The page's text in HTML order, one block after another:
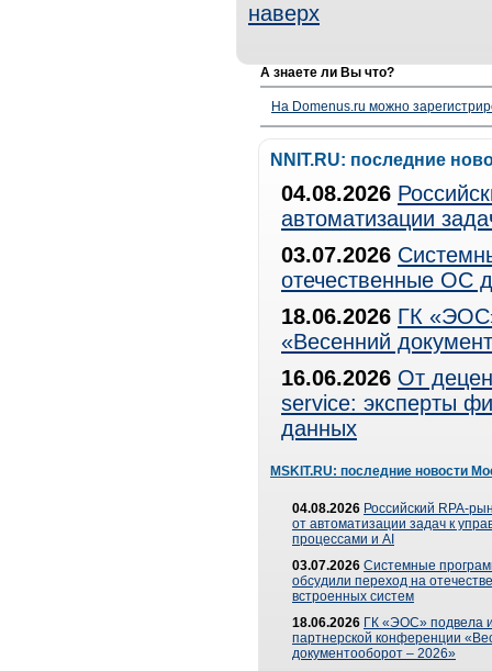
наверх
А знаете ли Вы что?
На Domenus.ru можно
NNIT.RU: последние
04.08.2026
автоматизации
03.07.2026
отечественные ОС
18.06.2026 ГК
«Весенний
16.06.2026 От
service: эксперты
данных
MSKIT.RU: последние новости
04.08.2026 Российский RPA-
от автоматизации задач к
процессами и AI
03.07.2026 Системные
обсудили переход на
встроенных систем
18.06.2026 ГК «ЭОС» подвела
партнерской конференции
документооборот – 2026»